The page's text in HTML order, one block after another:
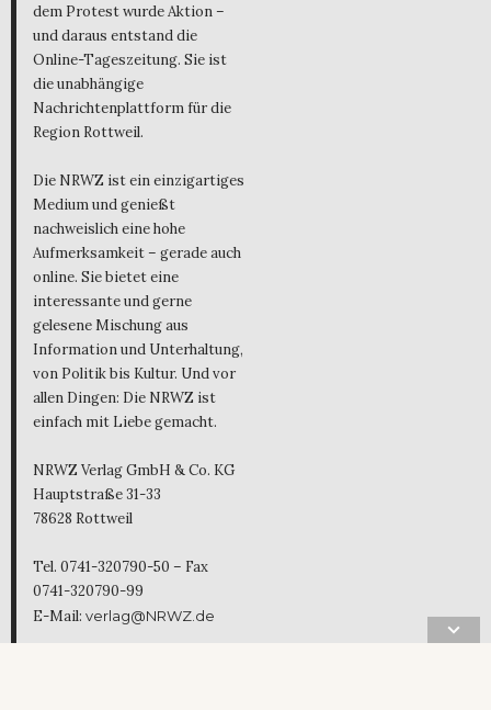
dem Protest wurde Aktion –
und daraus entstand die
Online-Tageszeitung. Sie ist
die unabhängige
Nachrichtenplattform für die
Region Rottweil.
Die NRWZ ist ein einzigartiges
Medium und genießt
nachweislich eine hohe
Aufmerksamkeit – gerade auch
online. Sie bietet eine
interessante und gerne
gelesene Mischung aus
Information und Unterhaltung,
von Politik bis Kultur. Und vor
allen Dingen: Die NRWZ ist
einfach mit Liebe gemacht.
NRWZ Verlag GmbH & Co. KG
Hauptstraße 31-33
78628 Rottweil
Tel. 0741-320790-50 – Fax
0741-320790-99
E-Mail: verlag@NRWZ.de